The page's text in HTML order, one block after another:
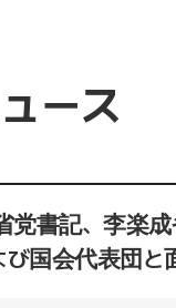
ース
書記、李楽成
国会代表団と